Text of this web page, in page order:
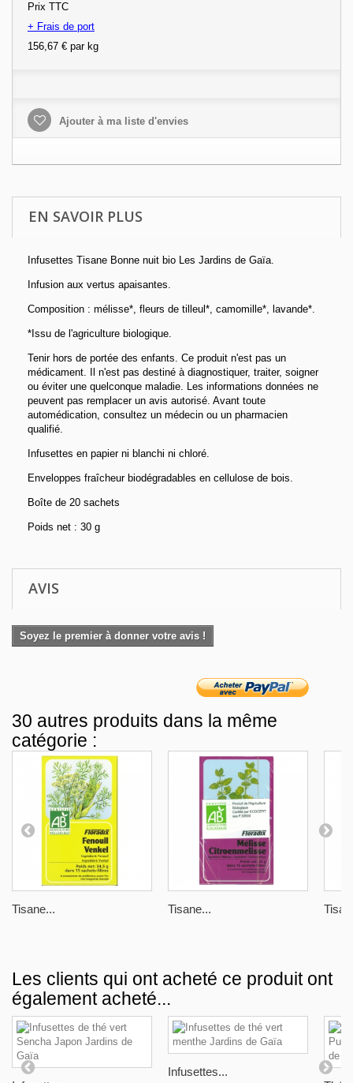
Prix TTC
+ Frais de port
156,67 € par kg
Ajouter à ma liste d'envies
EN SAVOIR PLUS
Infusettes Tisane Bonne nuit bio Les Jardins de Gaïa.
Infusion aux vertus apaisantes.
Composition : mélisse*, fleurs de tilleul*, camomille*, lavande*.
*Issu de l'agriculture biologique.
Tenir hors de portée des enfants. Ce produit n'est pas un
médicament. Il n'est pas destiné à diagnostiquer, traiter, soigner
ou éviter une quelconque maladie. Les informations données ne
peuvent pas remplacer un avis autorisé. Avant toute
automédication, consultez un médecin ou un pharmacien
qualifié.
Infusettes en papier ni blanchi ni chloré.
Enveloppes fraîcheur biodégradables en cellulose de bois.
Boîte de 20 sachets
Poids net : 30 g
AVIS
Soyez le premier à donner votre avis !
30 autres produits dans la même
catégorie :
Tisane... Tisane...
Les clients qui ont acheté ce produit ont
également acheté...
Infusettes...